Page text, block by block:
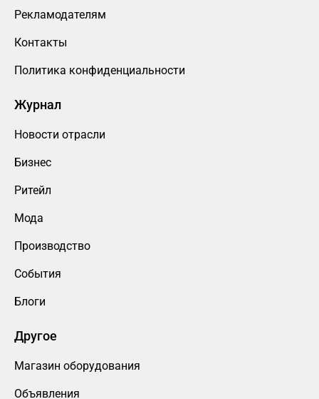
Рекламодателям
Контакты
Политика конфиденциальности
Журнал
Новости отрасли
Бизнес
Ритейл
Мода
Производство
События
Блоги
Другое
Магазин оборудования
Объявления